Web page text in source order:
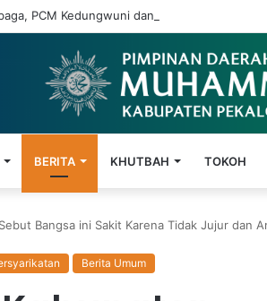
PCM Kedungwuni dan BTM Percepat
BERITA KHUTBAH TOKOH
Bangsa ini Sakit Karena Tidak Jujur dan
Berita Umum